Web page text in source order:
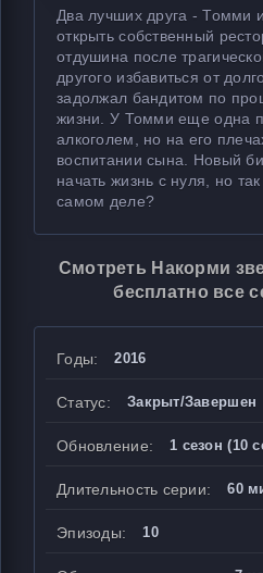
Два лучших друга - Томми
открыть собственный
отдушина после
другого избавиться от
задолжал бандитом по
жизни. У Томми еще одна
алкоголем, но на его
воспитании сына. Новый
начать жизнь с нуля, но
самом деле?
Смотреть Накорми
бесплатно все
Годы: 2016
Статус: Закрыт/Завершен
Обновление: 1 сезон (10
Длительность серии: 60
Эпизоды: 10